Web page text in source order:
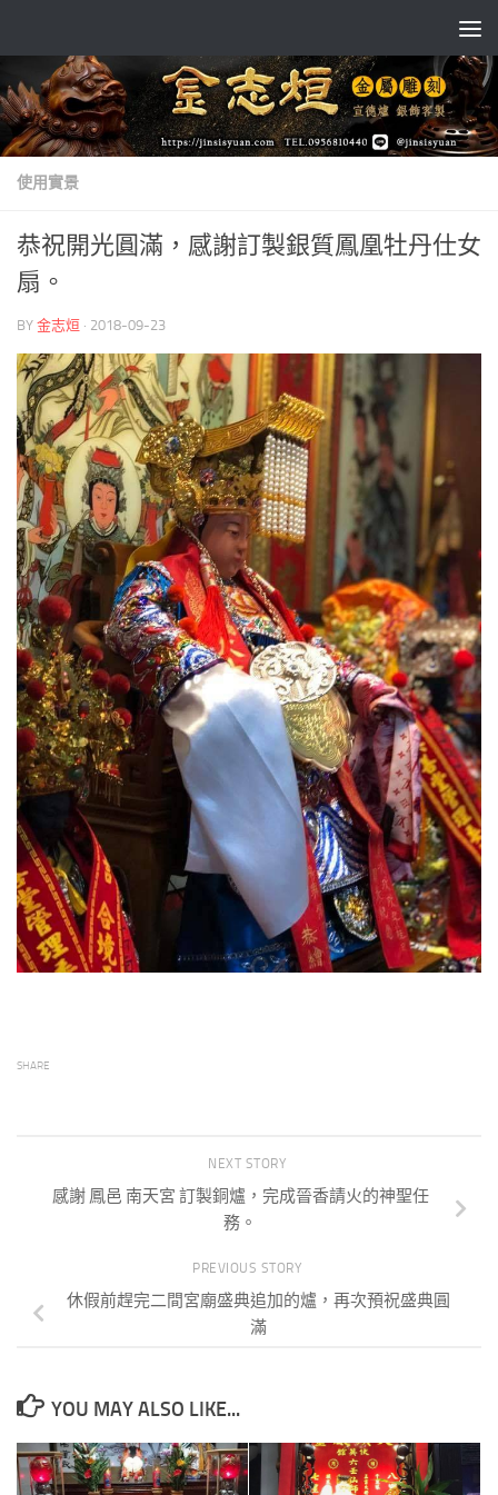
使用實景
恭祝開光圓滿，感謝訂製銀質鳳凰牡丹仕女
扇。
BY 金志烜 · 2018-09-23
SHARE
NEXT STORY
感謝 鳳邑 南天宮 訂製銅爐，完成晉香請火的神聖任
務。
PREVIOUS STORY
休假前趕完二間宮廟盛典追加的爐，再次預祝盛典圓
滿
YOU MAY ALSO LIKE...